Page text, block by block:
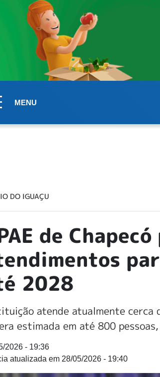
MENU
DO IGUAÇU
de
2028
atende atualmente
estimada em até 800
2026 - 19:36
28/05/2026 - 19:40